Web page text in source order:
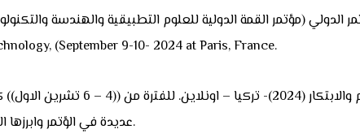
(September 9-10- 2024 at Paris, France.
و) المشاركة في المؤتمر
عديدة في الؤتمر وابرزها العلوم الهندسية والعلوم الصرفة والتطبيقية والرياضيات والعلوم الصحية.